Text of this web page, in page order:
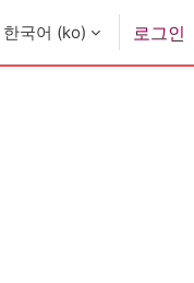
한국어 ‎(ko)‎ 로그인